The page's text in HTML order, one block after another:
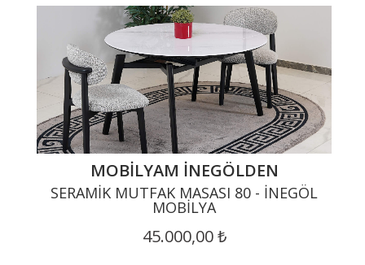
MOBILYAM İNEGÖLDEN
SERAMIK MUTFAK MASASI 80 - İNEGÖL
MOBILYA
45.000,00 ₺